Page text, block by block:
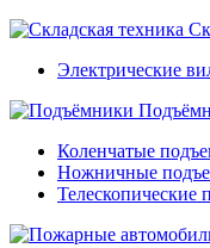
Электрические
Коленчатые
Ножничные
Телескопические